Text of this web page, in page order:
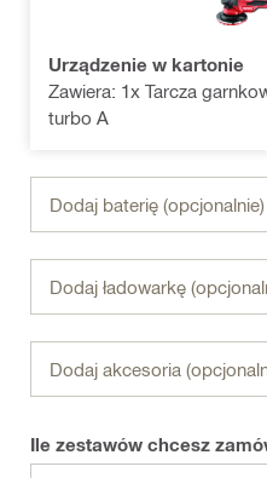
Urządzenie w kartonie
Zawiera: 1x Tarcza
turbo A
Dodaj baterię (opcjonalnie)
Dodaj ładowarkę
Dodaj akcesoria
Ile zestawów chcesz